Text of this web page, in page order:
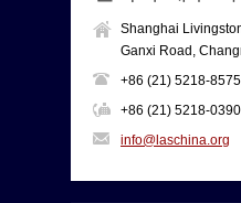
Shanghai
Ganxi Road,
+86 (21) 5218-8575
+86 (21) 5218-0390
info@laschina.org